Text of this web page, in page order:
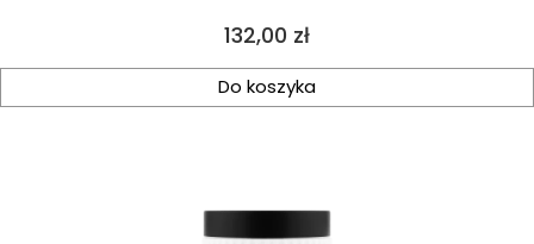
okolice oczu
Cena
132,00 zł
Do koszyka